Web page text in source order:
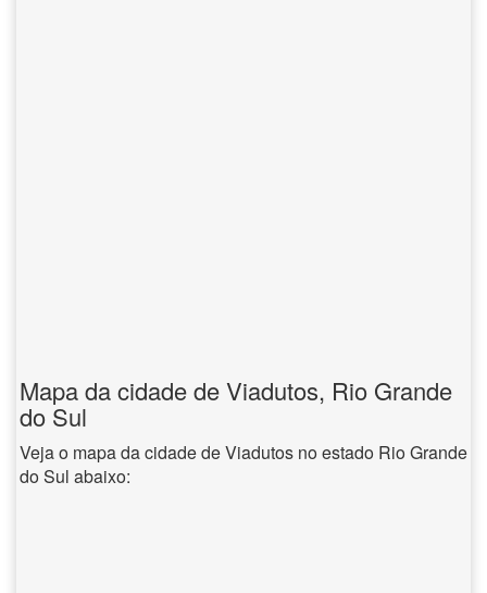
Mapa da cidade de Viadutos, Rio Grande
do Sul
Veja o mapa da cidade de Viadutos no estado Rio Grande
do Sul abaixo: